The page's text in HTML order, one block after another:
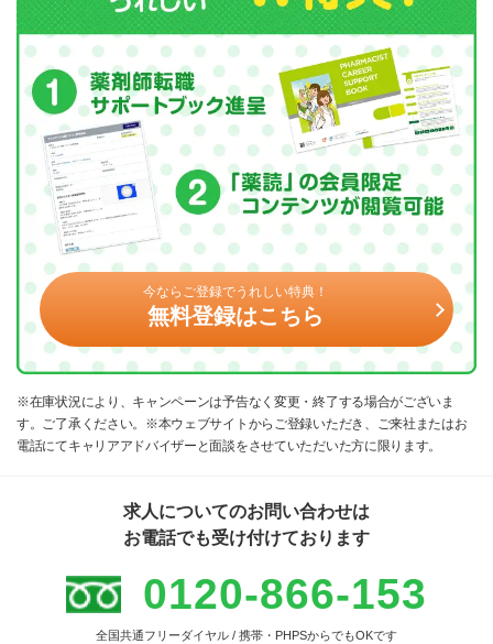
今ならご登録でうれしい特典！
無料登録はこちら
※在庫状況により、キャンペーンは予告なく変更・終了する場合がございま
す。ご了承ください。※本ウェブサイトからご登録いただき、ご来社またはお
電話にてキャリアアドバイザーと面談をさせていただいた方に限ります。
求人についてのお問い合わせは
お電話でも受け付けております
0120-866-153
全国共通フリーダイヤル / 携帯・PHPSからでもOKです